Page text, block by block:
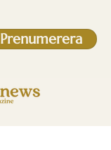
Prenumerera